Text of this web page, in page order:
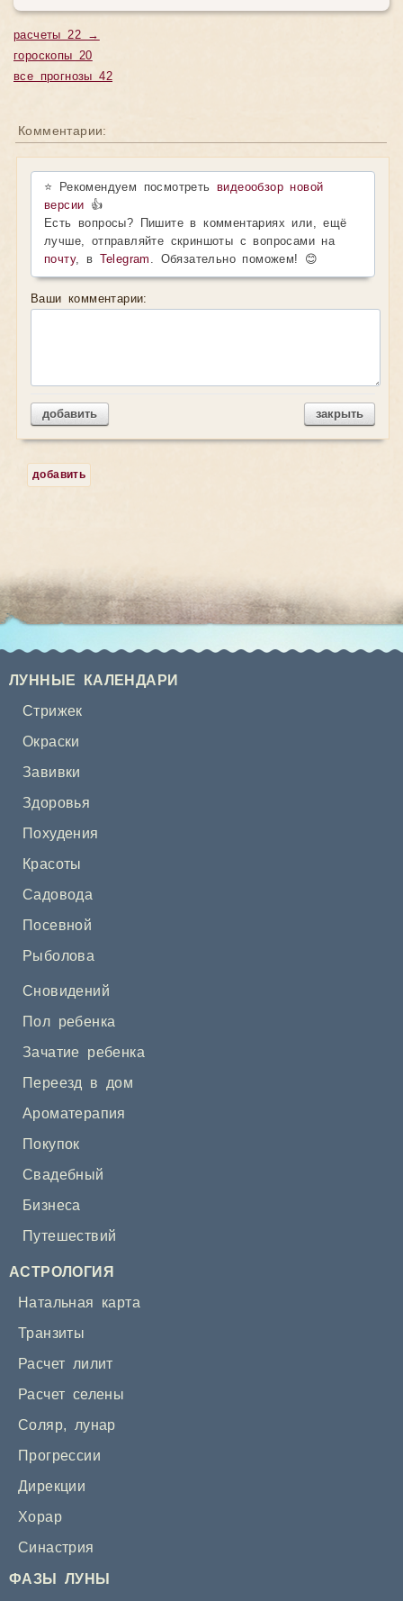
расчеты 22 →
гороскопы 20
все прогнозы 42
Комментарии:
⭐ Рекомендуем посмотретьвидеообзор новой
версии 👍
Есть вопросы? Пишите в комментариях или, ещё
лучше, отправляйте скриншоты с вопросами на
почту, в Telegram . Обязательно поможем! 😊
Ваши комментарии:
добавить закрыть
добавить
ЛУННЫЕ КАЛЕНДАРИ
Стрижек
Окраски
Завивки
Здоровья
Похудения
Красоты
Садовода
Посевной
Рыболова
Сновидений
Пол ребенка
Зачатие ребенка
Переезд в дом
Ароматерапия
Покупок
Свадебный
Бизнеса
Путешествий
АСТРОЛОГИЯ
Натальная карта
Транзиты
Расчет лилит
Расчет селены
Соляр, лунар
Прогрессии
Дирекции
Хорар
Синастрия
ФАЗЫ ЛУНЫ